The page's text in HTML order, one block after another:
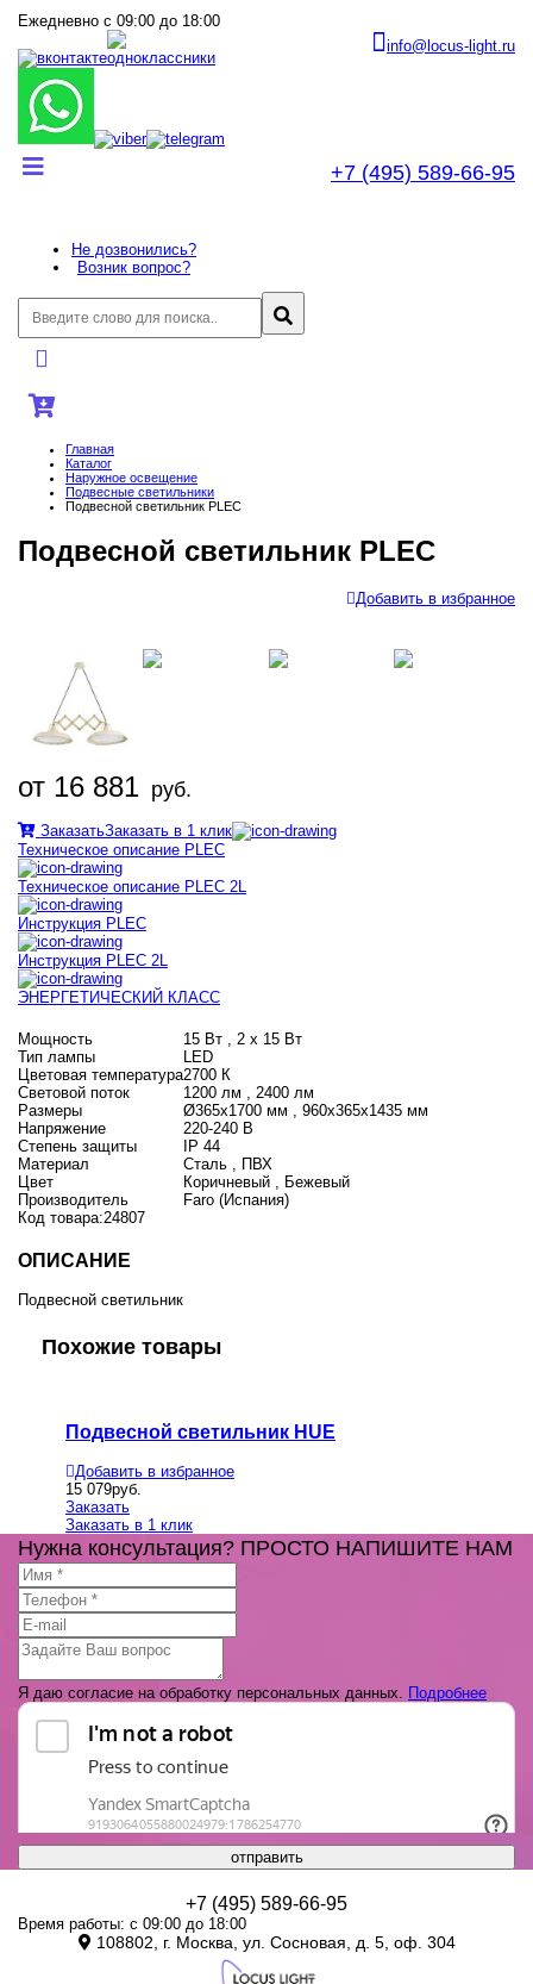
Ежедневно с 09:00 до 18:00
info@locus-light.ru
+7 (495) 589-66-95
Не дозвонились?
Возник вопрос?
Главная
Каталог
Наружное освещение
Подвесные светильники
Подвесной светильник PLEC
Подвесной светильник PLEC
Добавить в избранное
от 16 881 руб.
ЗаказатьЗаказать в 1 клик
Техническое описание PLEC
Техническое описание PLEC 2L
Инструкция PLEC
Инструкция PLEC 2L
ЭНЕРГЕТИЧЕСКИЙ КЛАСС
Мощность
15 Вт , 2 х 15 Вт
Тип лампы
LED
Цветовая температура2700 К
Световой поток
1200 лм , 2400 лм
Размеры
Ø365х1700 мм , 960х365х1435 мм
Напряжение
220-240 В
Степень защиты
IP 44
Материал
Сталь , ПВХ
Цвет
Коричневый , Бежевый
Производитель
Faro (Испания)
Код товара:24807
ОПИСАНИЕ
Подвесной светильник
Похожие товары
Подвесной светильник HUE
Добавить в избранное
15 079руб.
Заказать
Заказать в 1 клик
Нужна консультация? ПРОСТО НАПИШИТЕ НАМ
Я даю согласие на обработку персональных данных. Подробнее
отправить
+7 (495) 589-66-95
Время работы: с 09:00 до 18:00
108802, г. Москва, ул. Сосновая, д. 5, оф. 304